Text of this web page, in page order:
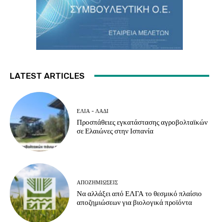
LATEST ARTICLES
ΕΛΙΆ - ΛΆΔΙ
Προσπάθειες εγκατάστασης αγροβολταϊκών
σε Ελαιώνες στην Ισπανία
ΑΠΟΖΗΜΙΏΣΕΙΣ
Να αλλάξει από ΕΛΓΑ το θεσμικό πλαίσιο
αποζημιώσεων για βιολογικά προϊόντα